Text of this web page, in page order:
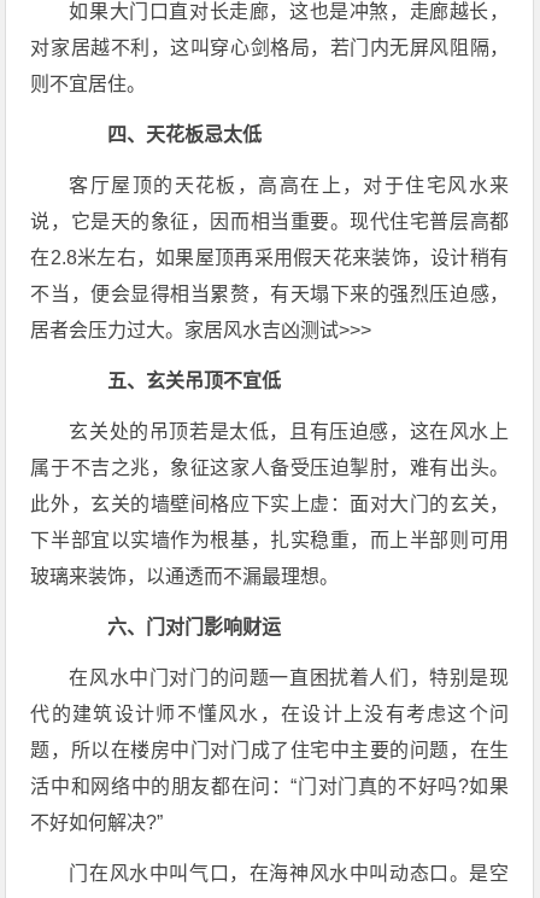
如果大门口直对长走廊，这也是冲煞，走廊越长，
对家居越不利，这叫穿心剑格局，若门内无屏风阻隔，
则不宜居住。
四、天花板忌太低
客厅屋顶的天花板，高高在上，对于住宅风水来
说，它是天的象征，因而相当重要。现代住宅普层高都
在2.8米左右，如果屋顶再采用假天花来装饰，设计稍有
不当，便会显得相当累赘，有天塌下来的强烈压迫感，
居者会压力过大。家居风水吉凶测试>>>
五、玄关吊顶不宜低
玄关处的吊顶若是太低，且有压迫感，这在风水上
属于不吉之兆，象征这家人备受压迫掣肘，难有出头。
此外，玄关的墙壁间格应下实上虚：面对大门的玄关，
下半部宜以实墙作为根基，扎实稳重，而上半部则可用
玻璃来装饰，以通透而不漏最理想。
六、门对门影响财运
在风水中门对门的问题一直困扰着人们，特别是现
代的建筑设计师不懂风水，在设计上没有考虑这个问
题，所以在楼房中门对门成了住宅中主要的问题，在生
活中和网络中的朋友都在问：“门对门真的不好吗?如果
不好如何解决?”
门在风水中叫气口，在海神风水中叫动态口。是空